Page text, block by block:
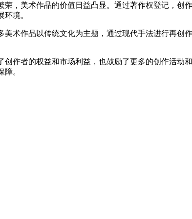
，美术作品的价值日益凸显。通过著作权登记，创
境。
术作品以传统文化为主题，通过现代手法进行再创
作者的权益和市场利益，也鼓励了更多的创作活动
。